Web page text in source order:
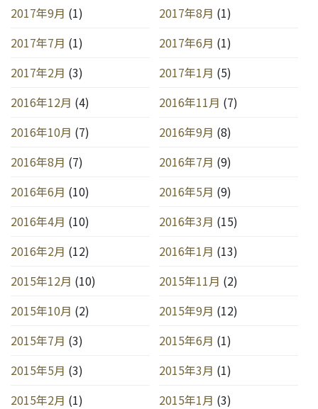
2017年9月 (1) 2017年8月 (1)
2017年7月 (1) 2017年6月 (1)
2017年2月 (3) 2017年1月 (5)
2016年12月 (4) 2016年11月 (7)
2016年10月 (7) 2016年9月 (8)
2016年8月 (7) 2016年7月 (9)
2016年6月 (10) 2016年5月 (9)
2016年4月 (10) 2016年3月 (15)
2016年2月 (12) 2016年1月 (13)
2015年12月 (10) 2015年11月 (2)
2015年10月 (2) 2015年9月 (12)
2015年7月 (3) 2015年6月 (1)
2015年5月 (3) 2015年3月 (1)
2015年2月 (1) 2015年1月 (3)